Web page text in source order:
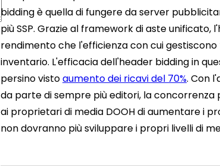
bidding è quella di fungere da server
più SSP. Grazie al framework di aste unificato,
rendimento che l'efficienza con cui
inventario. L'efficacia dell'header bidding in
persino vistoaumento dei ricavi del 70%. Con
da parte di sempre più editori, la
ai proprietari di media DOOH di aumentare i
non dovranno più sviluppare i propri livelli di